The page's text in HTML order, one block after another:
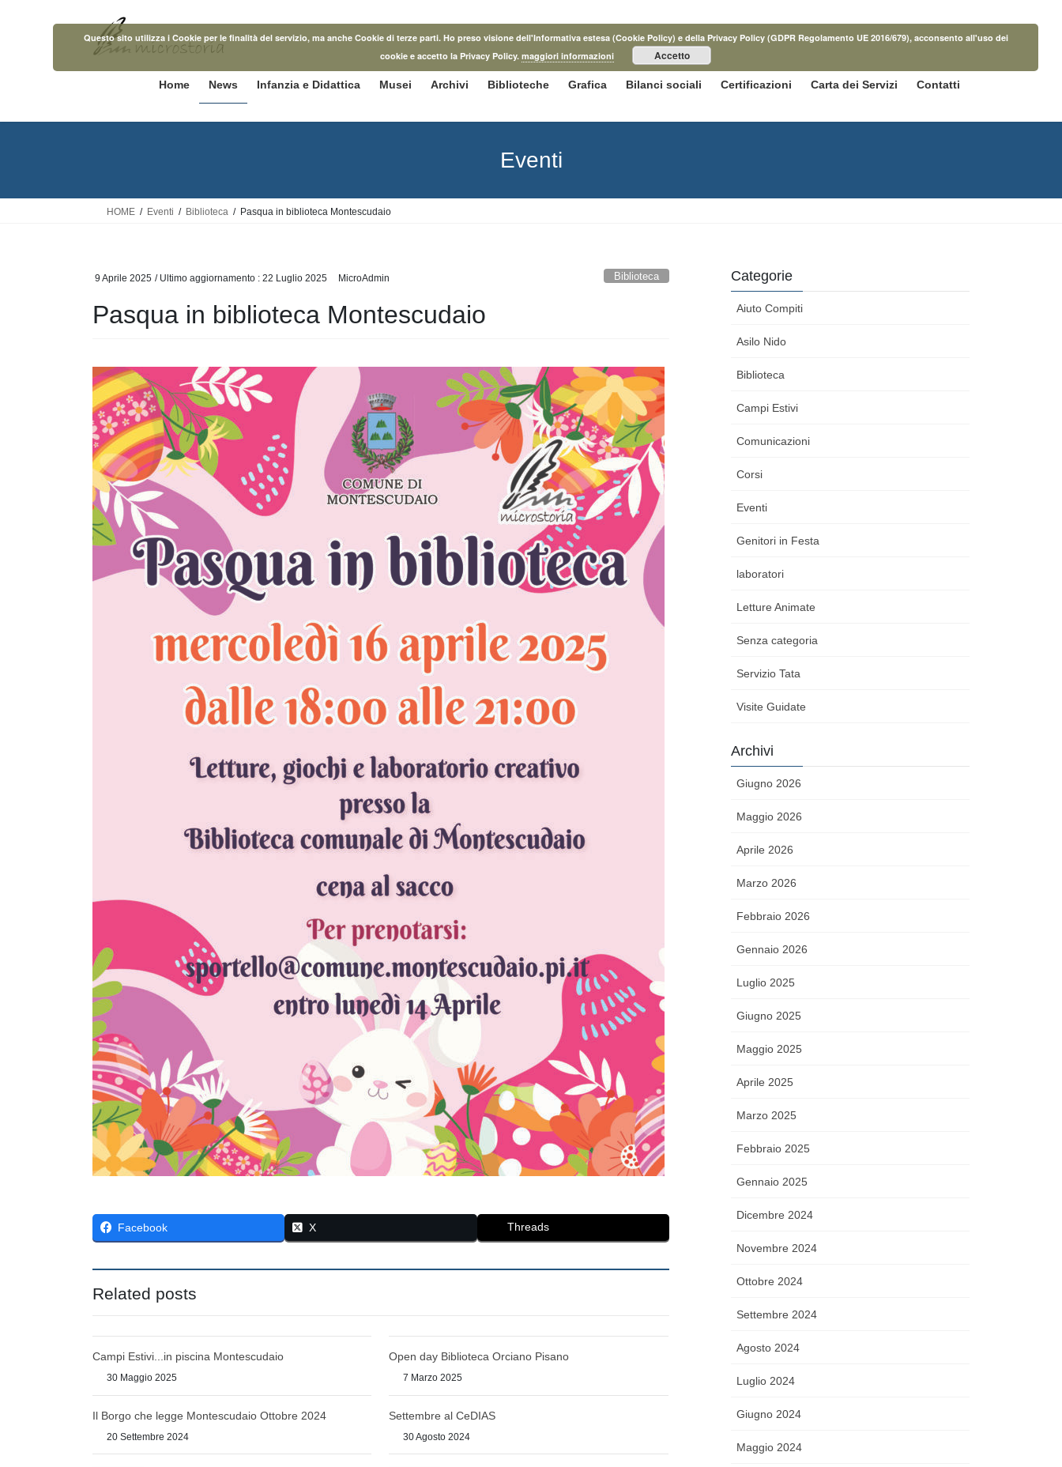
Home News Infanzia e Didattica Musei Archivi Biblioteche Grafica Bilanci sociali Certificazioni Carta dei Servizi Contatti
Eventi
HOME Eventi Biblioteca Pasqua in biblioteca Montescudaio
9 Aprile 2025 / Ultimo aggiornamento : 22 Luglio 2025 MicroAdmin Biblioteca
Pasqua in biblioteca Montescudaio
Facebook X Threads
Related posts
Campi Estivi...in piscina Montescudaio
30 Maggio 2025
Open day Biblioteca Orciano Pisano
7 Marzo 2025
Il Borgo che legge Montescudaio Ottobre 2024
20 Settembre 2024
Settembre al CeDIAS
30 Agosto 2024
Categorie
Aiuto Compiti
Asilo Nido
Biblioteca
Campi Estivi
Comunicazioni
Corsi
Eventi
Genitori in Festa
laboratori
Letture Animate
Senza categoria
Servizio Tata
Visite Guidate
Archivi
Giugno 2026
Maggio 2026
Aprile 2026
Marzo 2026
Febbraio 2026
Gennaio 2026
Luglio 2025
Giugno 2025
Maggio 2025
Aprile 2025
Marzo 2025
Febbraio 2025
Gennaio 2025
Dicembre 2024
Novembre 2024
Ottobre 2024
Settembre 2024
Agosto 2024
Luglio 2024
Giugno 2024
Maggio 2024
Questo sito utilizza i Cookie per le finalità del servizio, ma anche Cookie di terze parti. Ho preso visione dell'Informativa estesa (Cookie Policy) e della Privacy Policy (GDPR Regolamento UE 2016/679), acconsento all'uso dei
cookie e accetto la Privacy Policy.maggiori informazioni Accetto